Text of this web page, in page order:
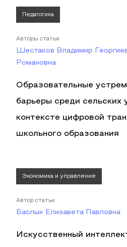
Педагогика
Авторы статьи
Шестаков Владимир
Романовна
Образовательные
барьеры среди сельских
контексте цифровой
школьного образования
Экономика и управление
Автор статьи
Баслык Елизавета Павловна
Искусственный